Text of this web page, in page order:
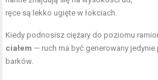
ręce są lekko ugięte w łokciach.
Kiedy podnosisz ciężary do poziomu
ciałem — ruch ma być generowany jedynie
barków.